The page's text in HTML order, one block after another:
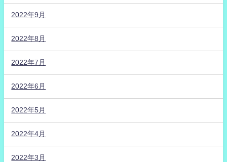
2022年9月
2022年8月
2022年7月
2022年6月
2022年5月
2022年4月
2022年3月